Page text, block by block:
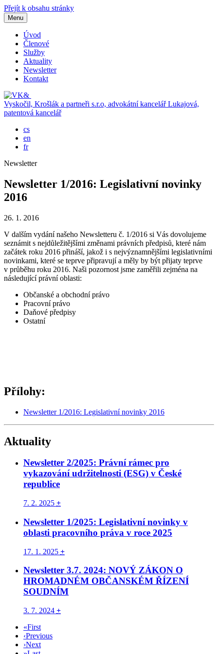
Přejít k obsahu stránky
Menu
Úvod
Členové
Služby
Aktuality
Newsletter
Kontakt
Vyskočil, Krošlák a partneři s.r.o, advokátní kancelář Lukajová,
patentová kancelář
cs
en
fr
Newsletter
Newsletter 1/2016: Legislativní novinky
2016
26. 1. 2016
V dalším vydání našeho Newsletteru č. 1/2016 si Vás dovolujeme
seznámit s nejdůležitějšími změnami právních předpisů, které nám
začátek roku 2016 přináší, jakož i s nejvýznamnějšími legislativními
novinkami, které se teprve připravují a měly by být přijaty teprve
v průběhu roku 2016. Naši pozornost jsme zaměřili zejména na
následující právní oblasti:
Občanské a obchodní právo
Pracovní právo
Daňové předpisy
Ostatní
Přílohy:
Newsletter 1/2016: Legislativní novinky 2016
Aktuality
Newsletter 2/2025: Právní rámec pro
vykazování udržitelnosti (ESG) v České
republice
7. 2. 2025 +
Newsletter 1/2025: Legislativní novinky v
oblasti pracovního práva v roce 2025
17. 1. 2025 +
Newsletter 3.7. 2024: NOVÝ ZÁKON O
HROMADNÉM OBČANSKÉM ŘÍZENÍ
SOUDNÍM
3. 7. 2024 +
«First
‹Previous
›Next